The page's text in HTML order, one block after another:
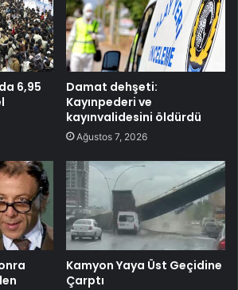
6,95
Damat dehşeti:
Kayınpederi ve
kayınvalidesini öldürdü
Ağustos 7, 2026
Kamyon Yaya Üst Geçidine
Çarptı